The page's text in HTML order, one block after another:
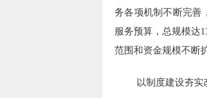
务各项机制不断完善
服务预算，总规模达
范围和资金规模不断
以制度建设夯实